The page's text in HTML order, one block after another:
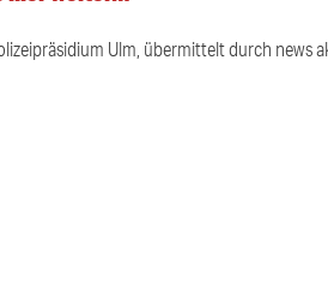
Ulm, übermittelt durch news